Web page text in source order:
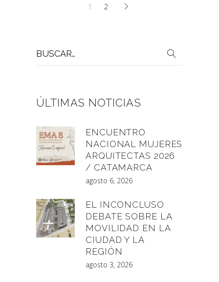
1 2
por:
ÚLTIMAS NOTICIAS
ENCUENTRO
NACIONAL MUJERES
ARQUITECTAS 2026
/ CATAMARCA
agosto 6, 2026
EL INCONCLUSO
DEBATE SOBRE LA
MOVILIDAD EN LA
CIUDAD Y LA
REGIÓN
agosto 3, 2026